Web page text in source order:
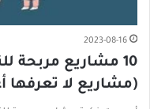
2023-08-16
10 مشاريع
(مشاريع لا تعرفها